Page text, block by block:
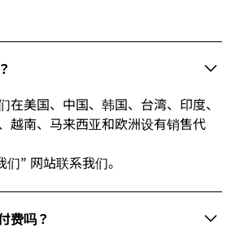
在美国、中国、韩国、台湾、印度、
越南、马来西亚和欧洲设有销售代
” 网站联系我们。
费吗？